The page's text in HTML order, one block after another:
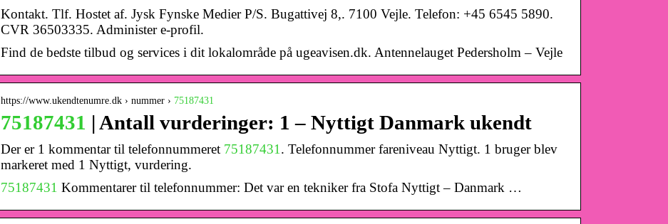
Kontakt. Tlf. Hostet af. Jysk Fynske Medier P/S. Bugattivej 8,. 7100 Vejle. Telefon: +45 6545 5890.
CVR 36503335. Administer e-profil.
Find de bedste tilbud og services i dit lokalområde på ugeavisen.dk. Antennelauget Pedersholm – Vejle
https://www.ukendtenumre.dk › nummer › 75187431
75187431 | Antall vurderinger: 1 – Nyttigt Danmark ukendt
Der er 1 kommentar til telefonnummeret 75187431 . Telefonnummer fareniveau Nyttigt. 1 bruger blev
markeret med 1 Nyttigt, vurdering.
75187431 Kommentarer til telefonnummer: Det var en tekniker fra Stofa Nyttigt – Danmark …